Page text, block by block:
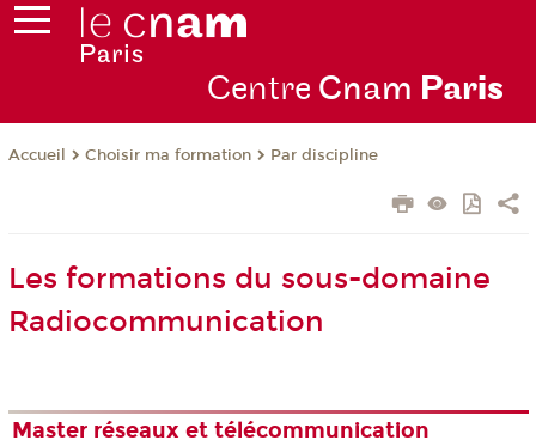
Centre Cnam Paris
Accueil Choisir ma formation Par discipline
Les formations du sous-domaine
Radiocommunication
Master réseaux et télécommunication